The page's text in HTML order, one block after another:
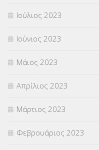
Ιούλιος 2023
Ιούνιος 2023
Μάιος 2023
Απρίλιος 2023
Μάρτιος 2023
Φεβρουάριος 2023